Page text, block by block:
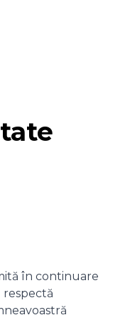
în continuare
respectă